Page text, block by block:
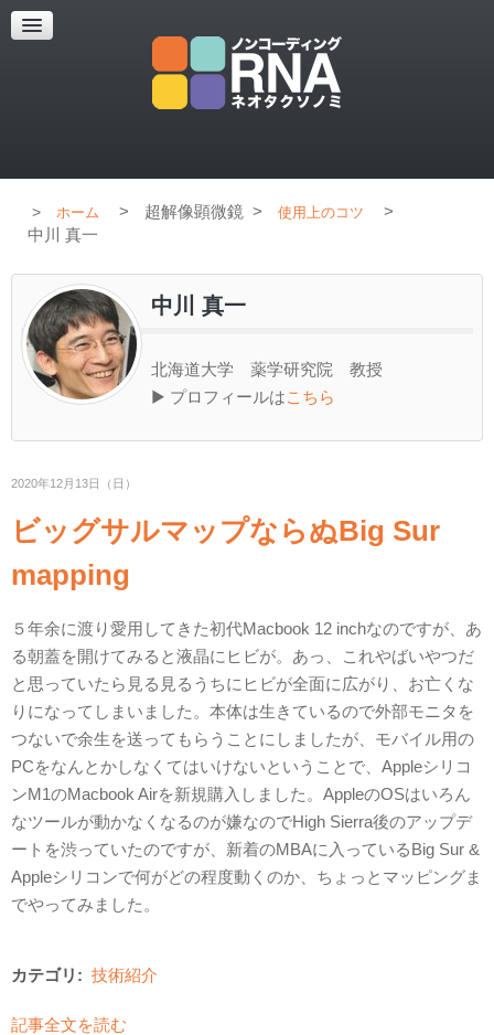
超解像顕微鏡
超解像顕微鏡の紹介
ホーム > 超解像顕微鏡 > 使用上のコツ
>
中川 真一
中川 真一
北海道大学 薬学研究院 教授
▶ プロフィールはこちら
2020年12月13日（日）
ビッグサルマップならぬBig Sur
mapping
５年余に渡り愛用してきた初代Macbook 12 inchなのですが、あ
る朝蓋を開けてみると液晶にヒビが。あっ、これやばいやつだ
と思っていたら見る見るうちにヒビが全面に広がり、お亡くな
りになってしまいました。本体は生きているので外部モニタを
つないで余生を送ってもらうことにしましたが、モバイル用の
PCをなんとかしなくてはいけないということで、Appleシリコ
ンM1のMacbook Airを新規購入しました。AppleのOSはいろん
なツールが動かなくなるのが嫌なのでHigh Sierra後のアップデ
ートを渋っていたのですが、新着のMBAに入っているBig Sur &
Appleシリコンで何がどの程度動くのか、ちょっとマッピングま
でやってみました。
カテゴリ: 技術紹介
記事全文を読む